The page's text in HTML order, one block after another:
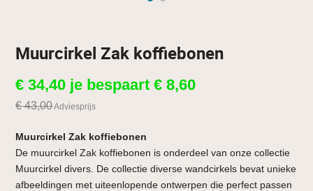
Muurcirkel Zak koffiebonen
€ 34,40 je bespaart€ 8,60
€43,00Adviesprijs
Muurcirkel Zak koffiebonen
De muurcirkel Zak koffiebonen is onderdeel van onze collectie
Muurcirkel divers. De collectie diverse wandcirkels bevat unieke
afbeeldingen met uiteenlopende ontwerpen die perfect passen